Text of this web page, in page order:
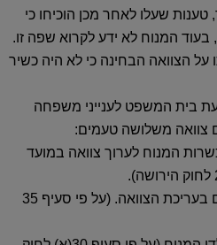
שעלו לאחר מכן הוכיחו כי
המנוח לא ידע לקרוא שפה זו.
הצוואה הבחינה כי לא היה כשיר
בית המשפט לענייני משפחה
צוואה משלושה טעמים:
המנוח לערוך צוואה במועד
ב. איסור הזוכים להיות שותפים בעריכת הצוואה. (על פי סעיף 35